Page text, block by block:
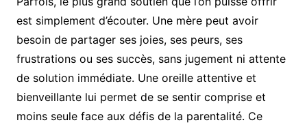
est simplement d’écouter. Une mère peut avoir
besoin de partager ses joies, ses peurs, ses
frustrations ou ses succès, sans jugement ni attente
de solution immédiate. Une oreille attentive et
bienveillante lui permet de se sentir comprise et
moins seule face aux défis de la parentalité. Ce